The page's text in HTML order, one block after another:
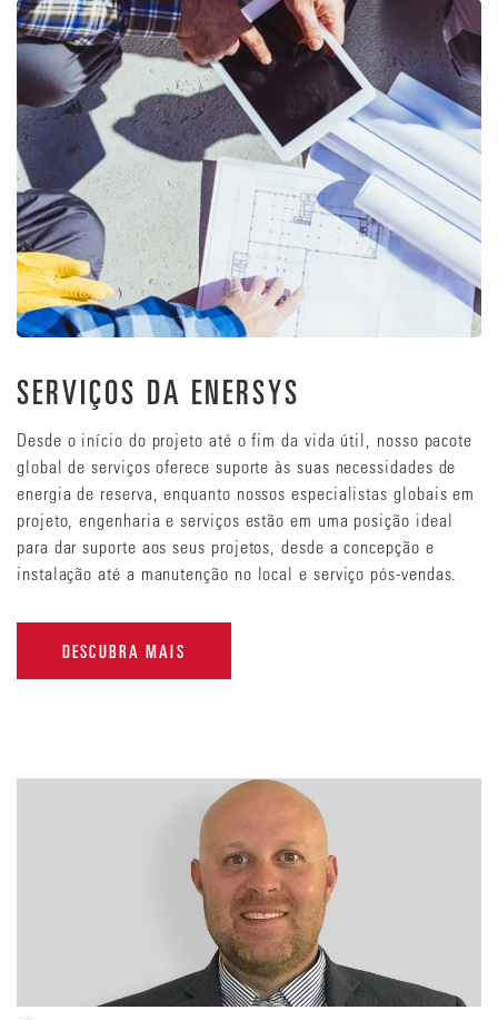
SERVIÇOS DA ENERSYS
Desde o início do projeto até o fim da vida útil, nosso pacote
global de serviços oferece suporte às suas necessidades de
energia de reserva, enquanto nossos especialistas globais em
projeto, engenharia e serviços estão em uma posição ideal
para dar suporte aos seus projetos, desde a concepção e
instalação até a manutenção no local e serviço pós-vendas.
DESCUBRA MAIS